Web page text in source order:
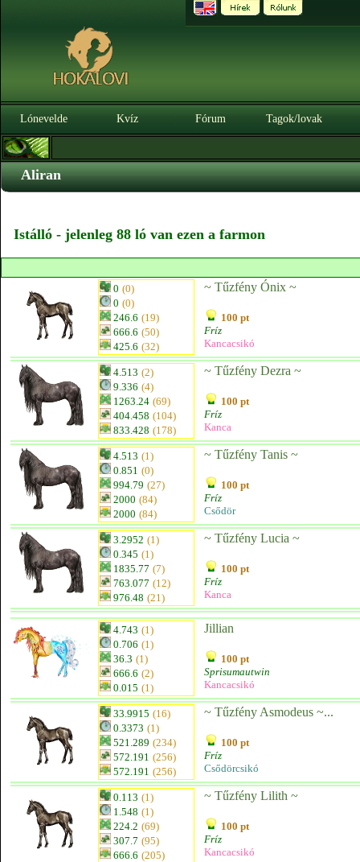
Lónevelde Kvíz Fórum Tagok/lovak
Aliran
Istálló - jelenleg 88 ló van ezen a farmon
0 (0)
0 (0)
246.6 (19)
666.6 (50)
425.6 (32)
~ Tűzfény Ónix ~
100 pt
Fríz
Kancacsikó
4.513 (2)
9.336 (4)
1263.24 (69)
404.458 (104)
833.428 (178)
~ Tűzfény Dezra ~
100 pt
Fríz
Kanca
4.513 (1)
0.851 (0)
994.79 (27)
2000 (84)
2000 (84)
~ Tűzfény Tanis ~
100 pt
Fríz
Csődör
3.2952 (1)
0.345 (1)
1835.77 (7)
763.077 (12)
976.48 (21)
~ Tűzfény Lucia ~
100 pt
Fríz
Kanca
4.743 (1)
0.706 (1)
36.3 (1)
666.6 (2)
0.015 (1)
Jillian
100 pt
Sprisumautwin
Kancacsikó
33.9915 (16)
0.3373 (1)
521.289 (234)
572.191 (256)
572.191 (256)
~ Tűzfény Asmodeus ~...
100 pt
Fríz
Csődörcsikó
0.113 (1)
1.548 (1)
224.2 (69)
307.7 (95)
666.6 (205)
~ Tűzfény Lilith ~
100 pt
Fríz
Kancacsikó